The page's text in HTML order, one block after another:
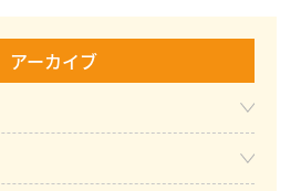
アーカイブ